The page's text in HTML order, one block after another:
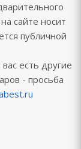
сайте носит
публичной
есть другие
- просьба